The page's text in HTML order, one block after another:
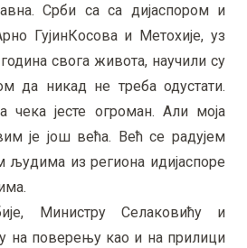
Срби са са дијаспором и
ГујинКосова и Метохије, уз
свога живота, научили су
да никад не треба одустати.
чека јесте огроман. Али моја
је још већа. Већ се радујем
људима из региона идијаспоре
Министру Селаковићу и
на поверењу као и на прилици